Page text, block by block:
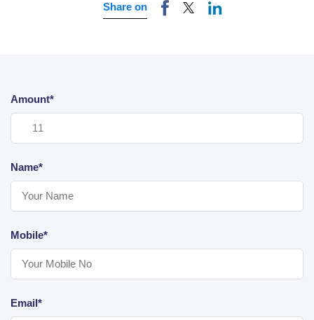
Share on
Amount*
Name*
Mobile*
Email*